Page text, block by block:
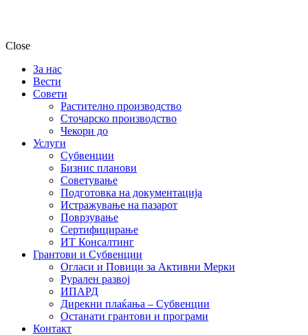
Close
За нас
Вести
Совети
Растително производство
Сточарско производство
Чекори до
Услуги
Субвенции
Бизнис планови
Советување
Подготовка на документација
Истражување на пазарот
Поврзување
Сертифицирање
ИТ Консалтинг
Грантови и Субвенции
Огласи и Повици за Активни Мерки
Рурален развој
ИПАРД
Дирекни плаќања – Субвенции
Останати грантови и програми
Контакт